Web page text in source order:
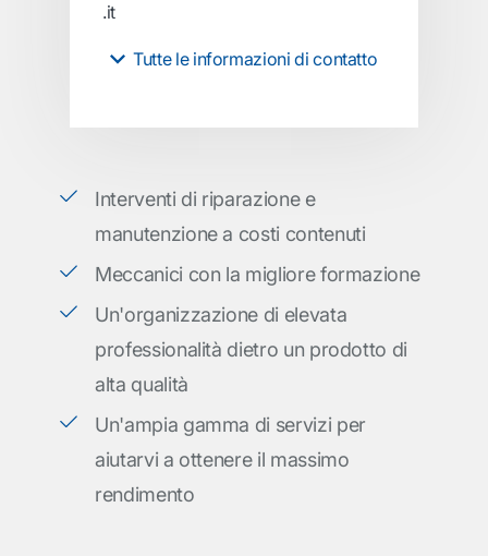
.it
Tutte le informazioni di contatto
Interventi di riparazione e
manutenzione a costi contenuti
Meccanici con la migliore formazione
Un'organizzazione di elevata
professionalità dietro un prodotto di
alta qualità
Un'ampia gamma di servizi per
aiutarvi a ottenere il massimo
rendimento